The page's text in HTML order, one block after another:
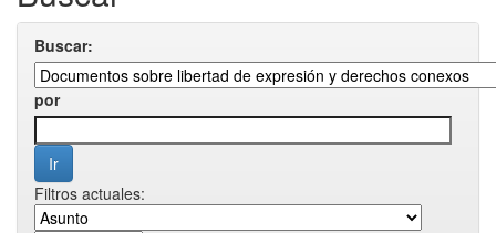
Buscar:
por
Filtros actuales: